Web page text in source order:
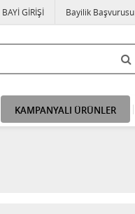
BAYİ GİRİŞİ Bayilik Başvurusu
KAMPANYALI ÜRÜNLER